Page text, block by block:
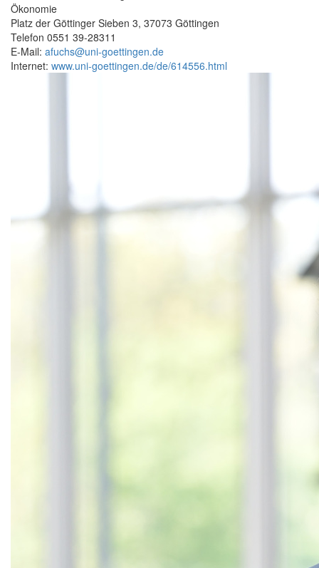
Ökonomie
Platz der Göttinger Sieben 3, 37073 Göttingen
Telefon 0551 39-28311
E-Mail: afuchs@uni-goettingen.de
Internet: www.uni-goettingen.de/de/614556.html